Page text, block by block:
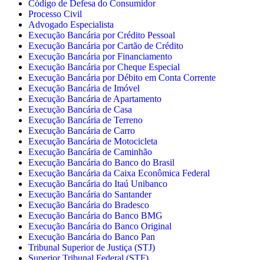
Código de Defesa do Consumidor
Processo Civil
Advogado Especialista
Execução Bancária por Crédito Pessoal
Execução Bancária por Cartão de Crédito
Execução Bancária por Financiamento
Execução Bancária por Cheque Especial
Execução Bancária por Débito em Conta Corrente
Execução Bancária de Imóvel
Execução Bancária de Apartamento
Execução Bancária de Casa
Execução Bancária de Terreno
Execução Bancária de Carro
Execução Bancária de Motocicleta
Execução Bancária de Caminhão
Execução Bancária do Banco do Brasil
Execução Bancária da Caixa Econômica Federal
Execução Bancária do Itaú Unibanco
Execução Bancária do Santander
Execução Bancária do Bradesco
Execução Bancária do Banco BMG
Execução Bancária do Banco Original
Execução Bancária do Banco Pan
Tribunal Superior de Justiça (STJ)